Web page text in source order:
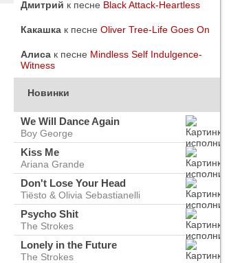
Дмитрий к песне Black Attack-Heartless
Какашка к песне Oliver Tree-Life Goes On
Алиса к песне Mindless Self Indulgence-
Witness
Новинки
We Will Dance Again
Boy George
Kiss Me
Ariana Grande
Don't Lose Your Head
Tiësto & Olivia Sebastianelli
Psycho Shit
The Strokes
Lonely in the Future
The Strokes